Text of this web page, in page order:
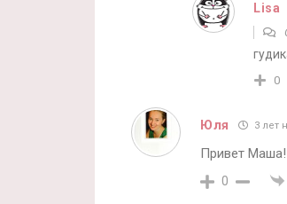
Lisa
0
Юля 3 лет
Привет Маша!
0